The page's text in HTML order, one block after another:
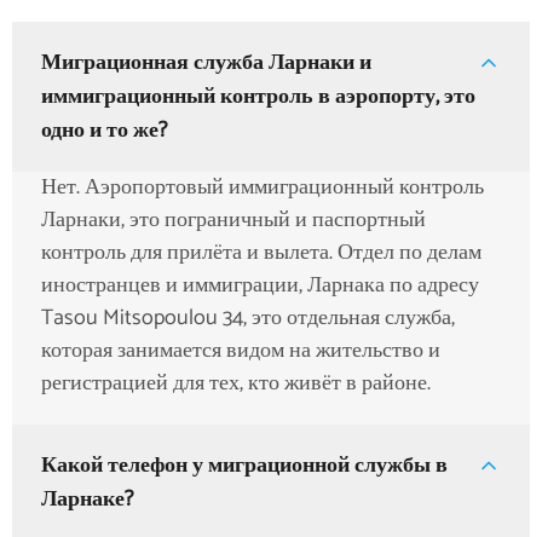
Миграционная служба Ларнаки и
иммиграционный контроль в аэропорту, это
одно и то же?
Нет. Аэропортовый иммиграционный контроль
Ларнаки, это пограничный и паспортный
контроль для прилёта и вылета. Отдел по делам
иностранцев и иммиграции, Ларнака по адресу
Tasou Mitsopoulou 34, это отдельная служба,
которая занимается видом на жительство и
регистрацией для тех, кто живёт в районе.
Какой телефон у миграционной службы в
Ларнаке?